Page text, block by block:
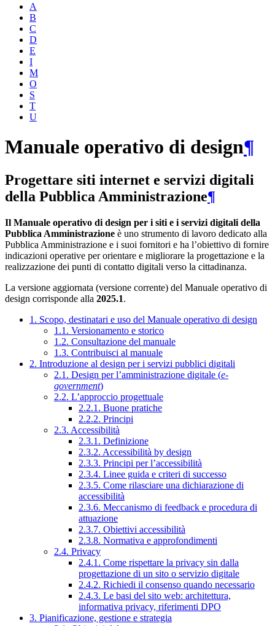
A
B
C
D
E
I
M
O
S
T
U
Manuale operativo di design¶
Progettare siti internet e servizi digitali
della Pubblica Amministrazione¶
Il Manuale operativo di design per i siti e i servizi digitali della
Pubblica Amministrazione è uno strumento di lavoro dedicato alla
Pubblica Amministrazione e i suoi fornitori e ha l’obiettivo di fornire
indicazioni operative per orientare e migliorare la progettazione e la
realizzazione dei punti di contatto digitali verso la cittadinanza.
La versione aggiornata (versione corrente) del Manuale operativo di
design corrisponde alla 2025.1.
1. Scopo, destinatari e uso del Manuale operativo di design
1.1. Versionamento e storico
1.2. Consultazione del manuale
1.3. Contribuisci al manuale
2. Introduzione al design per i servizi pubblici digitali
2.1. Design per l’amministrazione digitale (e-
government)
2.2. L’approccio progettuale
2.2.1. Buone pratiche
2.2.2. Principi
2.3. Accessibilità
2.3.1. Definizione
2.3.2. Accessibilità by design
2.3.3. Principi per l’accessibilità
2.3.4. Linee guida e criteri di successo
2.3.5. Come rilasciare una dichiarazione di
accessibilità
2.3.6. Meccanismo di feedback e procedura di
attuazione
2.3.7. Obiettivi accessibilità
2.3.8. Normativa e approfondimenti
2.4. Privacy
2.4.1. Come rispettare la privacy sin dalla
progettazione di un sito o servizio digitale
2.4.2. Richiedi il consenso quando necessario
2.4.3. Le basi del sito web: architettura,
informativa privacy, riferimenti DPO
3. Pianificazione, gestione e strategia